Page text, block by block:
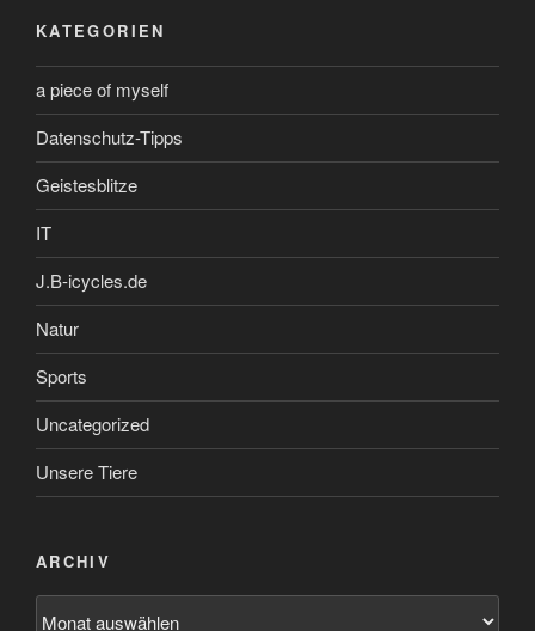
KATEGORIEN
a piece of myself
Datenschutz-Tipps
Geistesblitze
IT
J.B-icycles.de
Natur
Sports
Uncategorized
Unsere Tiere
ARCHIV